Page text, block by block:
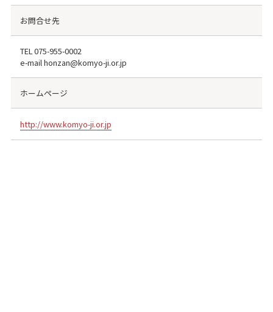
お問合せ先
TEL075-955-0002
e-mail honzan@komyo-ji.or.jp
ホームページ
http://www.komyo-ji.or.jp